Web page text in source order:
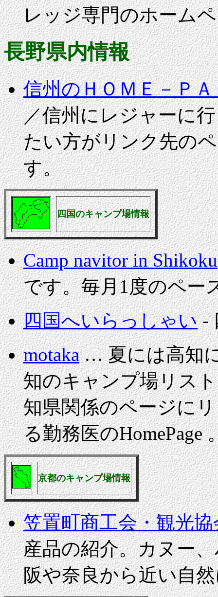
レッジ専門のホーム
長野県内情報
信州のＨＯＭＥ－Ｐ
／信州にレジャーに
たい方がリンク先の
す。
四国のキャンプ場情報
Camp navitor in Shikoku
です。毎月1度のペー
四国へいらっしゃい-
motaka… 夏には高知
知のキャンプ場リス
知県関係のページに
る勤務医のHomePage
京都のキャンプ場情報
笠置町商工会・観光協
産品の紹介。カヌー
阪や奈良から近い自